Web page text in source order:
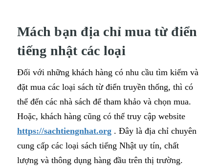
Mách bạn địa chỉ mua từ điển
tiếng nhật các loại
Đối với những khách hàng có nhu cầu tìm kiếm và
đặt mua các loại sách từ điển truyền thống, thì có
thể đến các nhà sách để tham khảo và chọn mua.
Hoặc, khách hàng cũng có thể truy cập website
https://sachtiengnhat.org . Đây là địa chỉ chuyên
cung cấp các loại sách tiếng Nhật uy tín, chất
lượng và thông dụng hàng đầu trên thị trường.